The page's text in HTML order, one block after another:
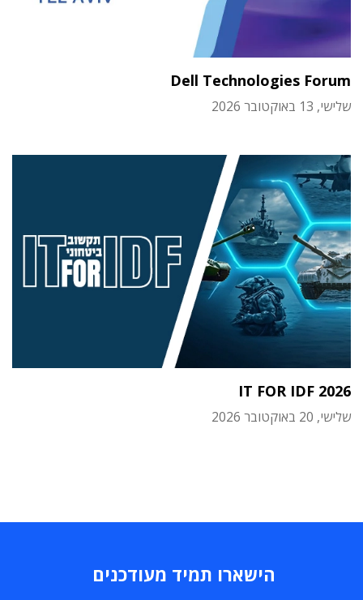
Dell Technologies Forum
שלישי, 13 באוקטובר 2026
IT FOR IDF 2026
שלישי, 20 באוקטובר 2026
הישארו תמיד מעודכנים